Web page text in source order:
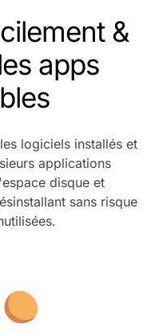
&
apps
logiciels installés et
applications
disque et
sans risque